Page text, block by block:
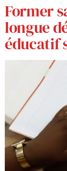
Former
longue
éducatif